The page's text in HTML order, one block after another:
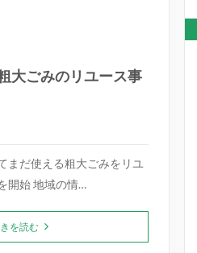
大ごみのリユース事
まだ使える粗大ごみをリユ
開始 地域の情…
を読む